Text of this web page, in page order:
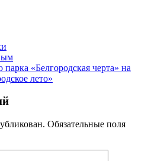
«Белгородская черта» на
лето»
Обязательные поля